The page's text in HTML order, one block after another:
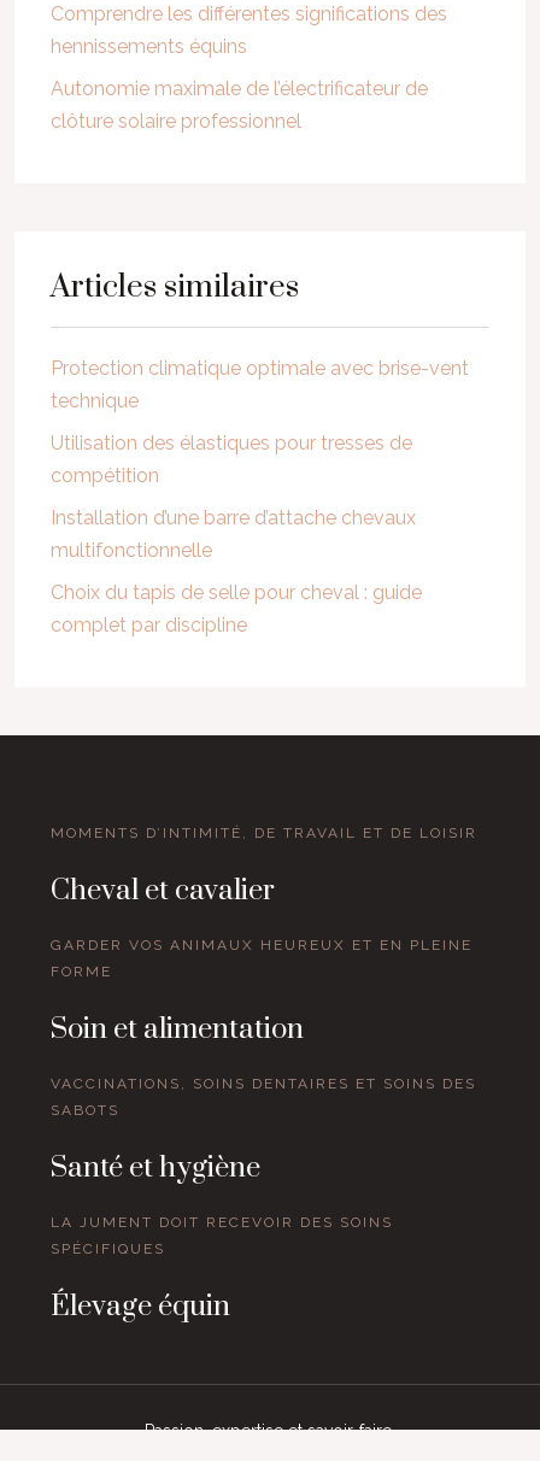
Comprendre les différentes significations des
hennissements équins
Autonomie maximale de l’électrificateur de
clôture solaire professionnel
Articles similaires
Protection climatique optimale avec brise-vent
technique
Utilisation des élastiques pour tresses de
compétition
Installation d’une barre d’attache chevaux
multifonctionnelle
Choix du tapis de selle pour cheval : guide
complet par discipline
MOMENTS D’INTIMITÉ, DE TRAVAIL ET DE LOISIR
Cheval et cavalier
GARDER VOS ANIMAUX HEUREUX ET EN PLEINE
FORME
Soin et alimentation
VACCINATIONS, SOINS DENTAIRES ET SOINS DES
SABOTS
Santé et hygiène
LA JUMENT DOIT RECEVOIR DES SOINS
SPÉCIFIQUES
Élevage équin
Passion, expertise et savoir-faire.